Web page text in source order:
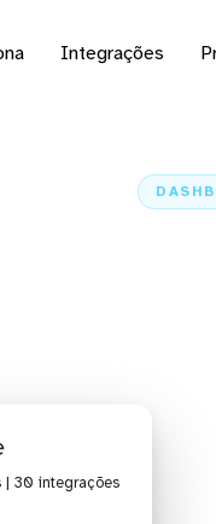
Integrações
| 30 integrações